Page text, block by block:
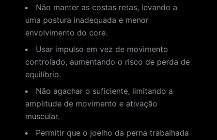
Não manter as costas retas, levando a
uma postura inadequada e menor
envolvimento do core.
Usar impulso em vez de movimento
controlado, aumentando o risco de perda de
equilíbrio.
Não agachar o suficiente, limitando a
amplitude de movimento e ativação
muscular.
Permitir que o joelho da perna trabalhada